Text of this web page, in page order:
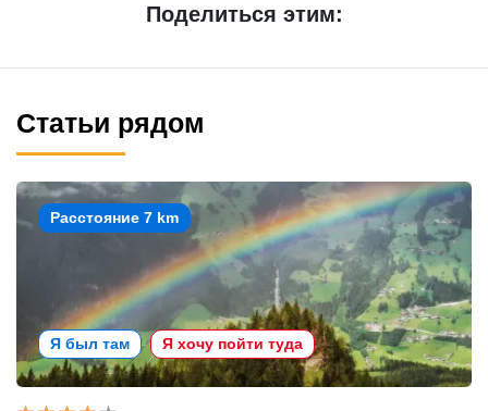
Поделиться этим:
Статьи рядом
Расстояние 7 km
Я был там Я хочу пойти туда